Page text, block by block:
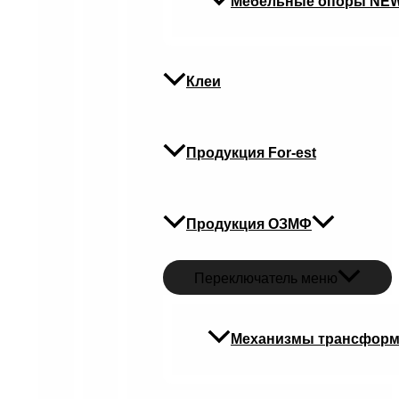
Клеи
Продукция For-est
Продукция ОЗМФ
Переключатель меню
Механизмы